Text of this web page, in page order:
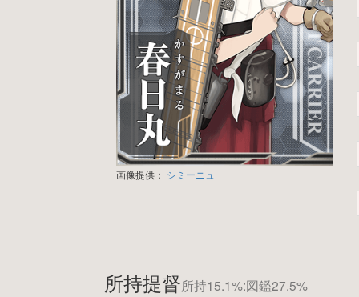
画像提供： シミーニュ
所持提督所持15.1%:図鑑27.5%